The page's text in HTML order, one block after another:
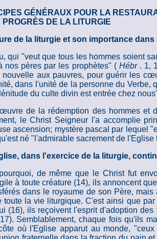
GÉNÉRAUX POUR LA
PROGRÈS DE LA LITURGIE
de la liturgie et son importance
qui "veut que tous les hommes soient
nos pères par les prophètes" ( Hébr . 1,
nouvelle aux pauvres, pour guérir les
dans l'unité de la personne du Verbe,
du culte divin est entrée chez
de la rédemption des hommes et
le Christ Seigneur l'a accomplie
ascension; mystère pascal par lequel
né "l'admirable sacrement de l'Eglise
dans l'exercice de la liturgie,
de même que le Christ fut
à toute créature (14), ils annoncent
dans le royaume de son Père,
toute la vie liturgique. C'est ainsi que
(16), ils reçoivent l'esprit d'adoption
Semblablement, chaque fois qu'ils
où l'Eglise apparut au monde,